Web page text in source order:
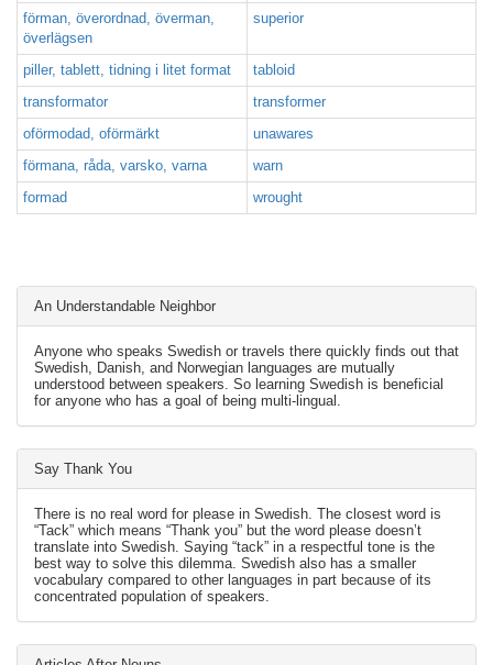
förman, överordnad, överman,
överlägsen
superior
piller, tablett, tidning i litet format
tabloid
transformator
transformer
oförmodad, oförmärkt
unawares
förmana, råda, varsko, varna
warn
formad
wrought
An Understandable Neighbor
Anyone who speaks Swedish or travels there quickly finds out that
Swedish, Danish, and Norwegian languages are mutually
understood between speakers. So learning Swedish is beneficial
for anyone who has a goal of being multi-lingual.
Say Thank You
There is no real word for please in Swedish. The closest word is
“Tack” which means “Thank you” but the word please doesn’t
translate into Swedish. Saying “tack” in a respectful tone is the
best way to solve this dilemma. Swedish also has a smaller
vocabulary compared to other languages in part because of its
concentrated population of speakers.